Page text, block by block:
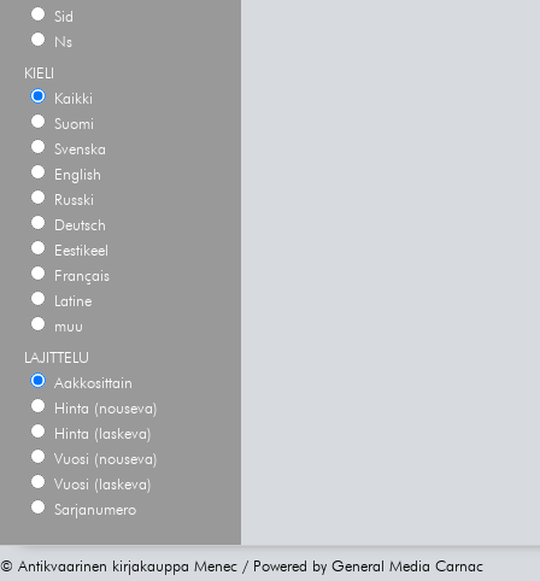
Sid
Ns
KIELI
Kaikki
Suomi
Svenska
English
Russki
Deutsch
Eestikeel
Français
Latine
muu
LAJITTELU
Aakkosittain
Hinta (nouseva)
Hinta (laskeva)
Vuosi (nouseva)
Vuosi (laskeva)
Sarjanumero
© Antikvaarinen kirjakauppa Menec / Powered by General Media Carnac